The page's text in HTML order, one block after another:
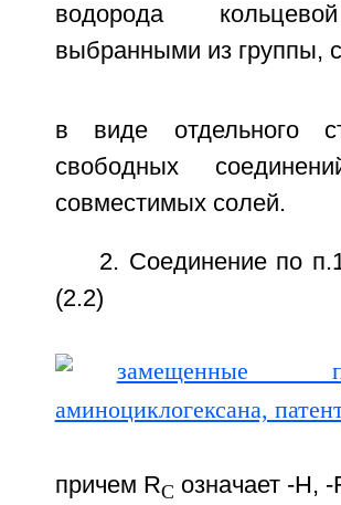
водорода
выбранными из группы,
в виде отдельного
свободных
совместимых солей.
2. Соединение по
(2.2)
причем RC означает -H,